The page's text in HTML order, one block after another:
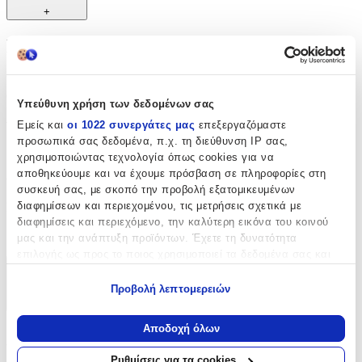
Υπεύθυνη χρήση των δεδομένων σας
Εμείς και οι 1022 συνεργάτες μας επεξεργαζόμαστε
προσωπικά σας δεδομένα, π.χ. τη διεύθυνση IP σας,
χρησιμοποιώντας τεχνολογία όπως cookies για να
αποθηκεύουμε και να έχουμε πρόσβαση σε πληροφορίες στη
συσκευή σας, με σκοπό την προβολή εξατομικευμένων
διαφημίσεων και περιεχομένου, τις μετρήσεις σχετικά με
διαφημίσεις και περιεχόμενο, την καλύτερη εικόνα του κοινού
μας και την ανάπτυξη προϊόντων. Έχετε τη δυνατότητα
Να συλλέξουμε πληροφορίες σχετικά με τη γεωγραφική
σας τοποθεσία, οι οποίες μπορεί να είναι ακριβείς σε
απόσταση μερικών μέτρων
Προβολή λεπτομερειών
Αποδοχή όλων
+
Περιγραφή
και αισθητική. Ταιριάζει σε κάθε περίσταση, καθημερινά αλλά και
για επίσημες εκδηλώσεις. Ένα τέλειο δώρο που σίγουρα δεν θα
μείνει στο κουτί.
Χαρακτηριστικά
Κατασκευαστής:
Amor Amor
Χαρακτηριστικά